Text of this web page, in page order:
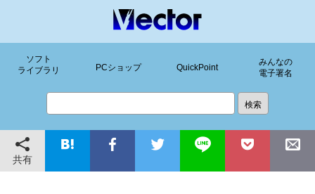
ソフト
ライブラリ
PCショップ QuickPoint
みんなの
電子署名
共有